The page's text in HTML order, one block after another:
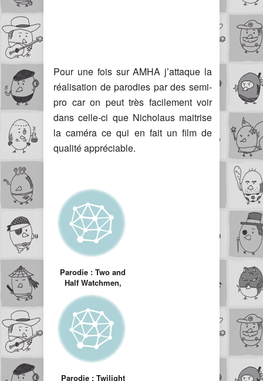
Pour une fois sur AMHA j’attaque la
réalisation de parodies par des semi-
pro car on peut très facilement voir
dans celle-ci que Nicholaus maitrise
la caméra ce qui en fait un film de
qualité appréciable.
Parodie : Two and
Half Watchmen,
Watchmen version
Parodie : Twilight